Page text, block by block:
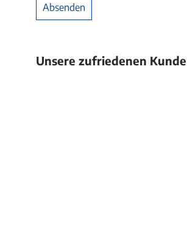
Absenden
Unsere zufriedenen